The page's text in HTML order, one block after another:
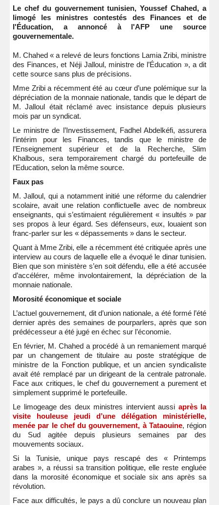
Le chef du gouvernement tunisien, Youssef Chahed, a
limogé les ministres contestés des Finances et de
l'Éducation, a annoncé à l'AFP une source
gouvernementale.
M. Chahed « a relevé de leurs fonctions Lamia Zribi, ministre
des Finances, et Néji Jalloul, ministre de l’Éducation », a dit
cette source sans plus de précisions.
Mme Zribi a récemment été au cœur d’une polémique sur la
dépréciation de la monnaie nationale, tandis que le départ de
M. Jalloul était réclamé avec insistance depuis plusieurs
mois par un syndicat.
Le ministre de l’Investissement, Fadhel Abdelkéfi, assurera
l’intérim pour les Finances, tandis que le ministre de
l’Enseignement supérieur et de la Recherche, Slim
Khalbous, sera temporairement chargé du portefeuille de
l’Education, selon la même source.
Faux pas
M. Jalloul, qui a notamment initié une réforme du calendrier
scolaire, avait une relation conflictuelle avec de nombreux
enseignants, qui s’estimaient régulièrement « insultés » par
ses propos à leur égard. Ses défenseurs, eux, louaient son
franc-parler sur les « dépassements » dans le secteur.
Quant à Mme Zribi, elle a récemment été critiquée après une
interview au cours de laquelle elle a évoqué le dinar tunisien.
Bien que son ministère s’en soit défendu, elle a été accusée
d’accélérer, même involontairement, la dépréciation de la
monnaie nationale.
Morosité économique et sociale
L’actuel gouvernement, dit d’union nationale, a été formé l’été
dernier après des semaines de pourparlers, après que son
prédécesseur a été jugé en échec sur l’économie.
En février, M. Chahed a procédé à un remaniement marqué
par un changement de titulaire au poste stratégique de
ministre de la Fonction publique, et un ancien syndicaliste
avait été remplacé par un dirigeant de la centrale patronale.
Face aux critiques, le chef du gouvernement a purement et
simplement supprimé le portefeuille.
Le limogeage des deux ministres intervient aussi après la
visite houleuse jeudi d’une délégation ministérielle,
menée par le chef du gouvernement, à Tataouine, région
du Sud agitée depuis plusieurs semaines par des
mouvements sociaux.
Si la Tunisie, unique pays rescapé des « Printemps
arabes », a réussi sa transition politique, elle reste engluée
dans la morosité économique et sociale six ans après sa
révolution.
Face aux difficultés, le pays a dû conclure un nouveau plan